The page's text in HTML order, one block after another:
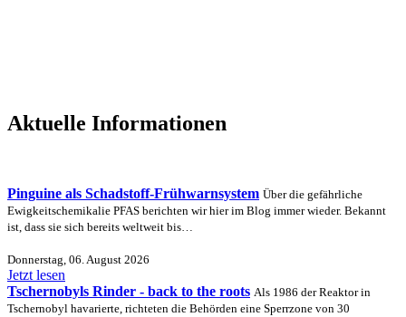
Aktuelle Informationen
Pinguine als Schadstoff-Frühwarnsystem Über die gefährliche
Ewigkeitschemikalie PFAS berichten wir hier im Blog immer wieder. Bekannt
ist, dass sie sich bereits weltweit bis…
Donnerstag, 06. August 2026
Jetzt lesen
Tschernobyls Rinder - back to the roots Als 1986 der Reaktor in
Tschernobyl havarierte, richteten die Behörden eine Sperrzone von 30